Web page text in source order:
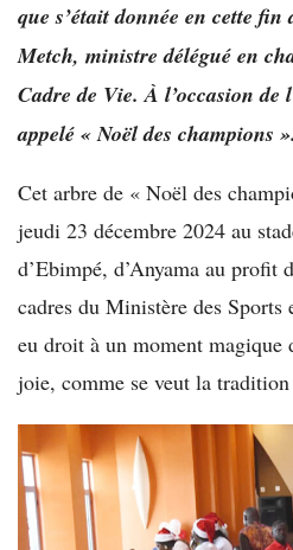
que s’était donnée en cette fin
Metch, ministre délégué en
Cadre de Vie. À l’occasion de
appelé « Noël des champions ».
Cet arbre de « Noël des
jeudi 23 décembre 2024 au
d’Ebimpé, d’Anyama au profit
cadres du Ministère des
eu droit à un moment
joie, comme se veut la